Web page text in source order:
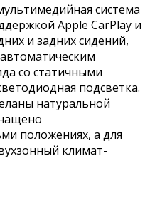
система
Apple CarPlay и
и задних сидений,
со статичными
подсветка.
натуральной
положениях, а для
климат-